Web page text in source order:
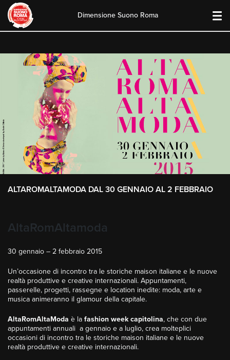
content
Dimensione Suono Roma
ALTAROMALTAMODA DAL 30 GENNAIO AL 2 FEBBRAIO
AltaRomAltamoda
30 gennaio – 2 febbraio 2015
Un’occasione di incontro tra le storiche maison italiane e le nuove
realtà produttive e creative internazionali. Appuntamenti,
passerelle, progetti, rassegne e location inedite: moda, arte e
musica animeranno il glamour della capitale.
AltaRomAltaModa è la fashion week capitolina, che con due
appuntamenti annuali a gennaio e a luglio, crea molteplici
occasioni di incontro tra le storiche maison italiane e le nuove
realtà produttive e creative internazionali.